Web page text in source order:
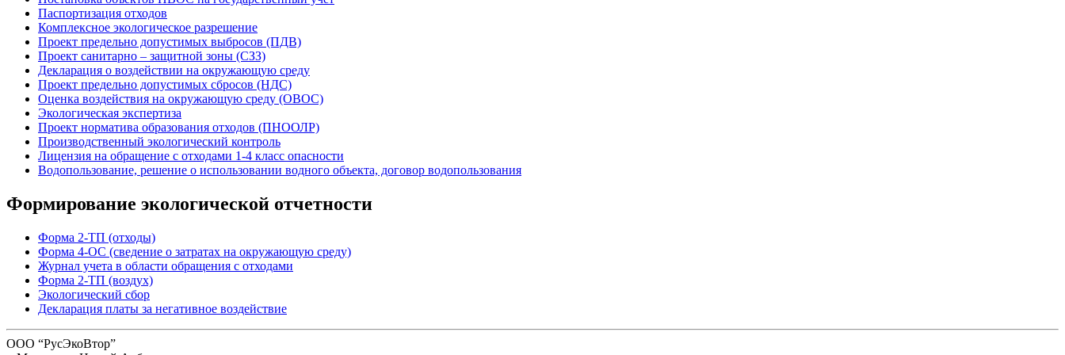
Паспортизация отходов
Комплексное экологическое разрешение
Проект предельно допустимых выбросов (ПДВ)
Проект санитарно – защитной зоны (СЗЗ)
Декларация о воздействии на окружающую среду
Проект предельно допустимых сбросов (НДС)
Оценка воздействия на окружающую среду (ОВОС)
Экологическая экспертиза
Проект норматива образования отходов (ПНООЛР)
Производственный экологический контроль
Лицензия на обращение с отходами 1-4 класс опасности
Водопользование, решение о использовании водного объекта, договор водопользования
Формирование экологической отчетности
Форма 2-ТП (отходы)
Форма 4-ОС (сведение о затратах на окружающую среду)
Журнал учета в области обращения с отходами
Форма 2-ТП (воздух)
Экологический сбор
Декларация платы за негативное воздействие
ООО “РусЭкоВтор”